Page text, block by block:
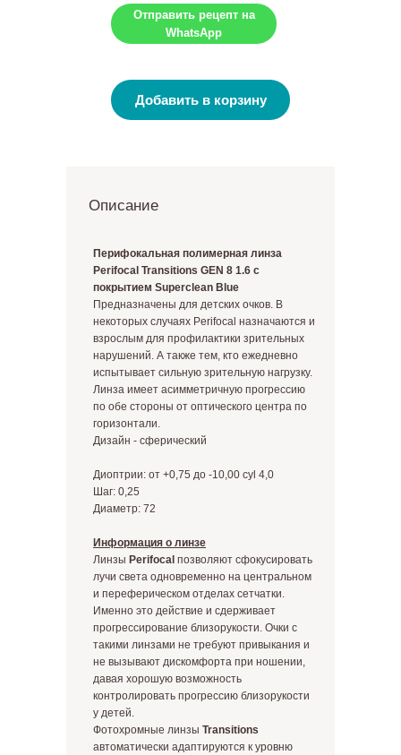
Перифокальная полимерная линза
Perifocal Transitions GEN 8 1.6 с
покрытием Superclean Blue
Предназначены для детских очков. В
некоторых случаях Perifocal назначаются и
взрослым для профилактики зрительных
нарушений. А также тем, кто ежедневно
испытывает сильную зрительную нагрузку.
Линза имеет асимметричную прогрессию
по обе стороны от оптического центра по
горизонтали.
Дизайн - сферический
Диоптрии: от +0,75 до -10,00 cyl 4,0
Шаг: 0,25
Диаметр: 72
Информация о линзе
Линзы Perifocal позволяют сфокусировать
лучи света одновременно на центральном
и переферическом отделах сетчатки.
Именно это действие и сдерживает
прогрессирование близорукости. Очки с
такими линзами не требуют привыкания и
не вызывают дискомфорта при ношении,
давая хорошую возможность
контролировать прогрессию близорукости
у детей.
Фотохромные линзы Transitions
автоматически адаптируются к уровню
Описание
Добавить в корзину
Отправить рецепт на
WhatsApp